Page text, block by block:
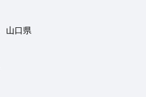
山口県